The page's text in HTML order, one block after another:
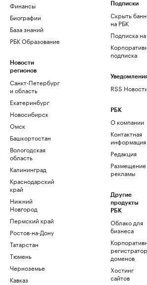
Финансы
Биографии
База знаний
РБК Образование
Новости
регионов
Санкт-Петербург
и область
Екатеринбург
Новосибирск
Омск
Башкортостан
Вологодская
область
Калининград
Краснодарский
край
Нижний
Новгород
Пермский край
Ростов-на-Дону
Татарстан
Тюмень
Черноземье
Кавказ
Подписки
Скрыть
на РБК
Подписка
подписка
RSS
РБК
О компании
Контактная
информация
Редакция
Размещение
рекламы
Другие
продукты
РБК
Облако для
бизнеса
регистратор
доменов
Хостинг
сайтов